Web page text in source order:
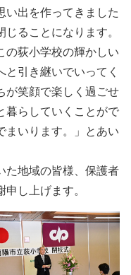
い出を作ってきました
ることになります。
の荻小学校の輝かしい
引き継いでいってく
が笑顔で楽しく過ごせ
暮らしていくことがで
まいります。」とあい
た地域の皆様、保護者
し上げます。